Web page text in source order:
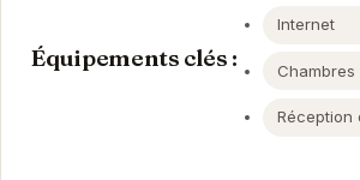
Équipements clés :
Internet
Réception